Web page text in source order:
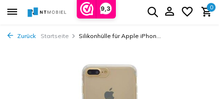
9,3 0
Zurück Startseite Silikonhülle für Apple iPhon...